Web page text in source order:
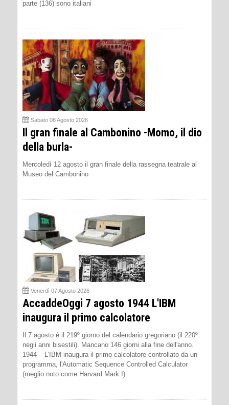
parte (136) sono italiani
Sabato 08 Agosto 2026
Il gran finale al Cambonino -Momo, il dio
della burla-
Mercoledì 12 agosto il gran finale della rassegna teatrale al
Museo del Cambonino
Venerdì 07 Agosto 2026
AccaddeOggi 7 agosto 1944 L'IBM
inaugura il primo calcolatore
Il 7 agosto è il 219º giorno del calendario gregoriano (il 220º
negli anni bisestili). Mancano 146 giorni alla fine dell'anno.
1944 – L'IBM inaugura il primo calcolatore controllato da un
programma, l'Automatic Sequence Controlled Calculator
(meglio noto come Harvard Mark I)